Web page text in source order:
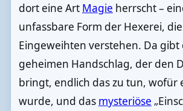
dort eine Art Magie herrscht –
unfassbare Form der Hexerei,
Eingeweihten verstehen. Da gibt
geheimen Handschlag, der den
bringt, endlich das zu tun, wofür
wurde, und das mysteriöse